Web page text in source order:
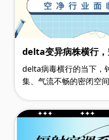
delta变异病株横行
delta病毒横行的当下，
集、气流不畅的密闭空